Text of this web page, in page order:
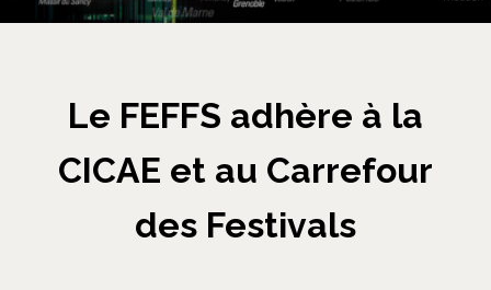
Le FEFFS adhère à la
CICAE et au Carrefour
des Festivals